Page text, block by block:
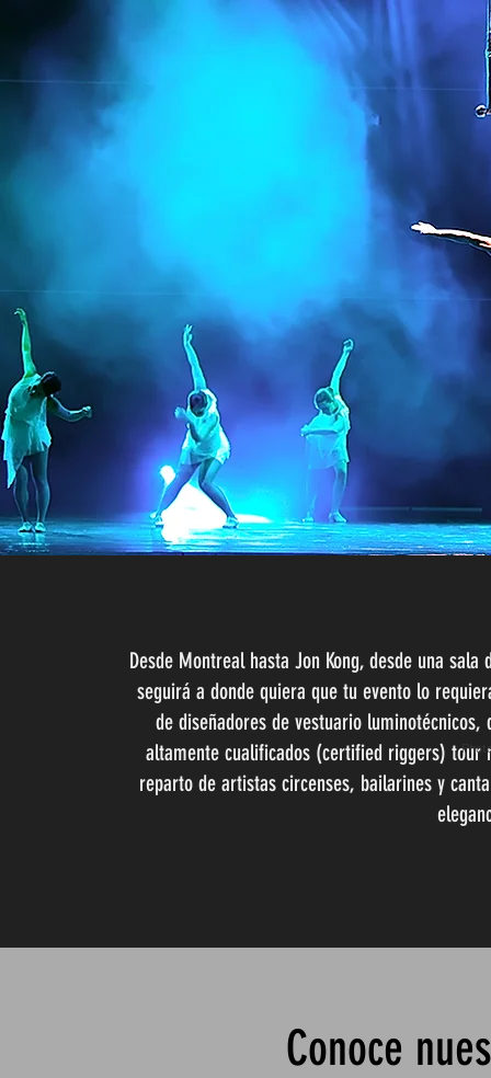
Desde Montreal hasta Jon Kong, desde una sala
seguirá a donde quiera que tu evento lo
de diseñadores de vestuario
altamente cualificados (certified riggers) tour
reparto de artistas circenses, bailarines y
Conoce